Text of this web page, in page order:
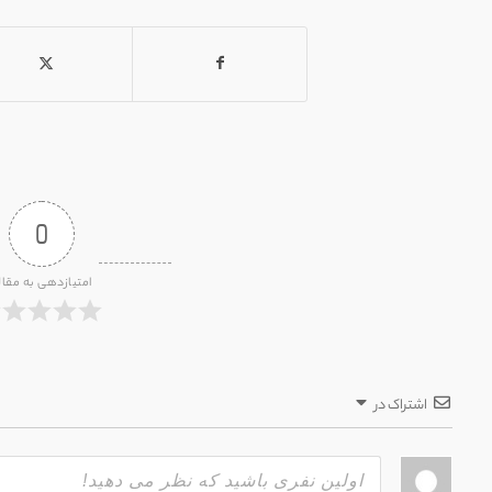
0
امتیازدهی به
اشتراک در